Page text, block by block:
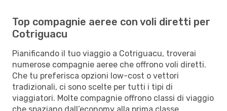
Top compagnie aeree con voli diretti per
Cotriguacu
Pianificando il tuo viaggio a Cotriguacu, troverai
numerose compagnie aeree che offrono voli diretti.
Che tu preferisca opzioni low-cost o vettori
tradizionali, ci sono scelte per tutti i tipi di
viaggiatori. Molte compagnie offrono classi di viaggio